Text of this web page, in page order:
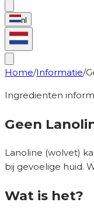
nl
Home/Informatie/
Ingredienten
Geen
Lanoline (wolvet)
bij gevoelige huid.
Wat is het?